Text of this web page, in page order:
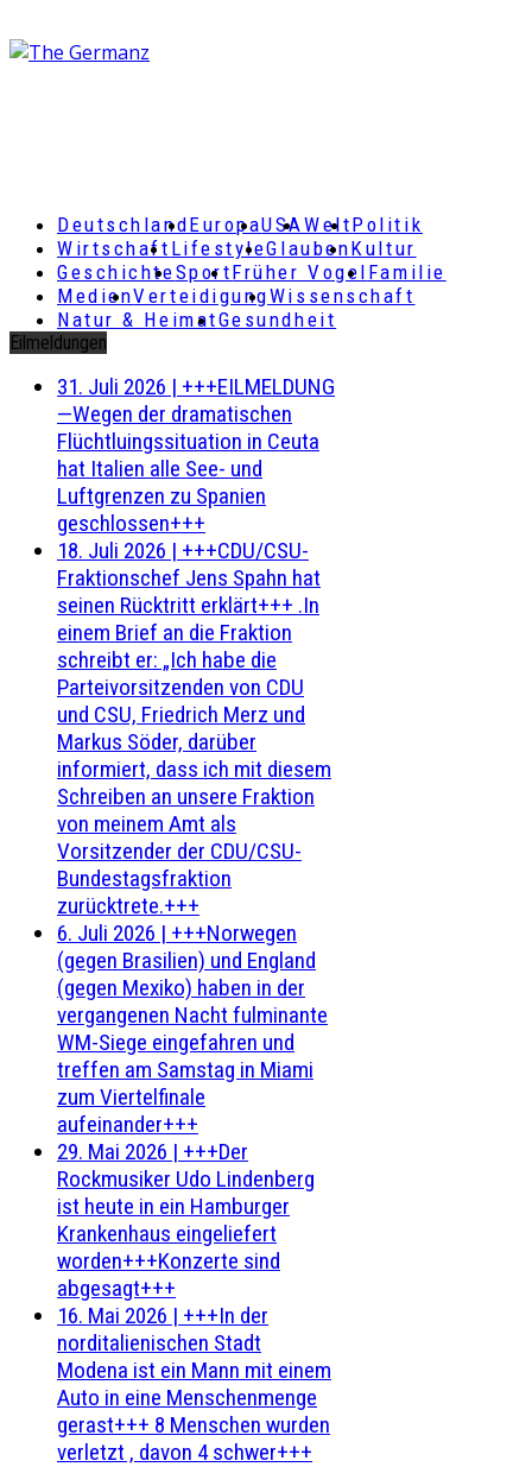
DeutschlandEuropaUSAWeltPolitik
Wirtschaft LifestyleGlaubenKultur
GeschichteSportFrüher Vogel Familie
MedienVerteidigungWissenschaft
Natur & HeimatGesundheit
Eilmeldungen
31. Juli 2026 | +++EILMELDUNG
—Wegen der dramatischen
Flüchtluingssituation in Ceuta
hat Italien alle See- und
Luftgrenzen zu Spanien
geschlossen+++
18. Juli 2026 | +++CDU/CSU-
Fraktionschef Jens Spahn hat
seinen Rücktritt erklärt+++ .In
einem Brief an die Fraktion
schreibt er: „Ich habe die
Parteivorsitzenden von CDU
und CSU, Friedrich Merz und
Markus Söder, darüber
informiert, dass ich mit diesem
Schreiben an unsere Fraktion
von meinem Amt als
Vorsitzender der CDU/CSU-
Bundestagsfraktion
zurücktrete.+++
6. Juli 2026 | +++Norwegen
(gegen Brasilien) und England
(gegen Mexiko) haben in der
vergangenen Nacht fulminante
WM-Siege eingefahren und
treffen am Samstag in Miami
zum Viertelfinale
aufeinander+++
29. Mai 2026 | +++Der
Rockmusiker Udo Lindenberg
ist heute in ein Hamburger
Krankenhaus eingeliefert
worden+++Konzerte sind
abgesagt+++
16. Mai 2026 | +++In der
norditalienischen Stadt
Modena ist ein Mann mit einem
Auto in eine Menschenmenge
gerast+++ 8 Menschen wurden
verletzt , davon 4 schwer+++